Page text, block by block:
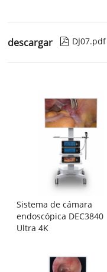
descargar  DJ07.pdf
Sistema de cámara
endoscópica DEC3840
Ultra 4K